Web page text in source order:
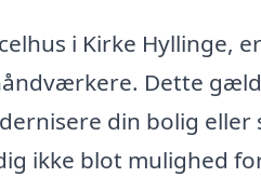
i Kirke Hyllinge,
Dette
din bolig eller
ikke blot mulighed